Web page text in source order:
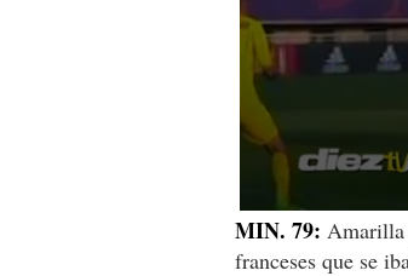
0
seconds
of
MIN. 79: Amarilla
franceses que se